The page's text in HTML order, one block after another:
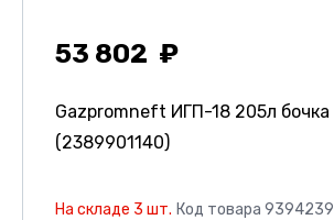
53 802
Gazpromneft ИГП-18 205л бочка
(2389901140)
На складе 3 шт. Код товара 9394239